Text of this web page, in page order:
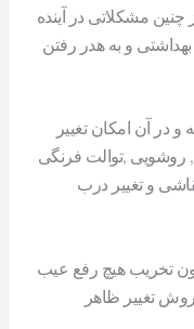
مشکلاتی در آینده
و به هدر رفتن
در آن امکان تغییر
,توالت فرنگی
و تغییر درب
تخریب هیچ رفع عیب
تغییر ظاهر